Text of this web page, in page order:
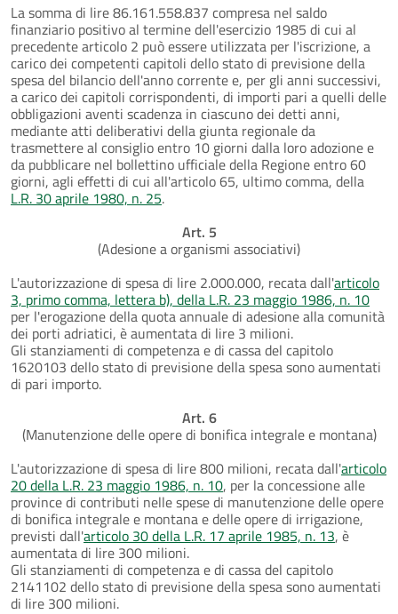
La somma di lire 86.161.558.837 compresa nel saldo
finanziario positivo al termine dell'esercizio 1985 di cui al
precedente articolo 2 può essere utilizzata per l'iscrizione, a
carico dei competenti capitoli dello stato di previsione della
spesa del bilancio dell'anno corrente e, per gli anni successivi,
a carico dei capitoli corrispondenti, di importi pari a quelli delle
obbligazioni aventi scadenza in ciascuno dei detti anni,
mediante atti deliberativi della giunta regionale da
trasmettere al consiglio entro 10 giorni dalla loro adozione e
da pubblicare nel bollettino ufficiale della Regione entro 60
giorni, agli effetti di cui all'articolo 65, ultimo comma, della
L.R. 30 aprile 1980, n. 25.
Art. 5
(Adesione a organismi associativi)
L'autorizzazione di spesa di lire 2.000.000, recata dall'articolo
3, primo comma, lettera b), della L.R. 23 maggio 1986, n. 10
per l'erogazione della quota annuale di adesione alla comunità
dei porti adriatici, è aumentata di lire 3 milioni.
Gli stanziamenti di competenza e di cassa del capitolo
1620103 dello stato di previsione della spesa sono aumentati
di pari importo.
Art. 6
(Manutenzione delle opere di bonifica integrale e montana)
L'autorizzazione di spesa di lire 800 milioni, recata dall'articolo
20 della L.R. 23 maggio 1986, n. 10, per la concessione alle
province di contributi nelle spese di manutenzione delle opere
di bonifica integrale e montana e delle opere di irrigazione,
previsti dall'articolo 30 della L.R. 17 aprile 1985, n. 13, è
aumentata di lire 300 milioni.
Gli stanziamenti di competenza e di cassa del capitolo
2141102 dello stato di previsione della spesa sono aumentati
di lire 300 milioni.